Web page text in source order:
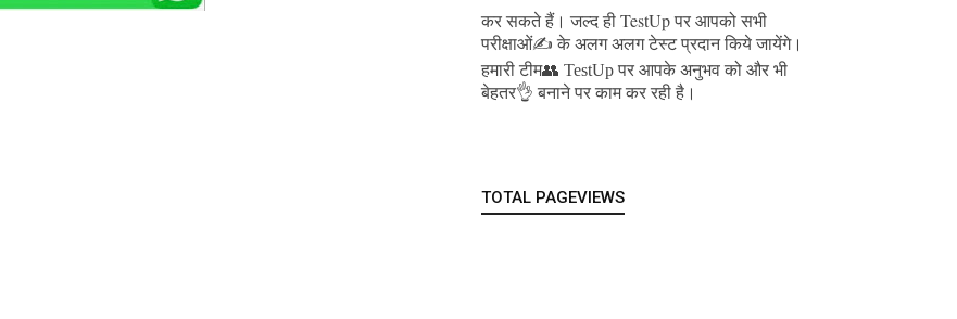
कर सकते हैं।जल्द ही TestUp पर आपको सभी
परीक्षाओं✍️ के अलग अलग टेस्ट प्रदान किये जायेंगे।
हमारी टीम👥 TestUp पर आपके अनुभव को और भी
बेहतर👌 बनाने पर काम कर रही है।
TOTAL PAGEVIEWS